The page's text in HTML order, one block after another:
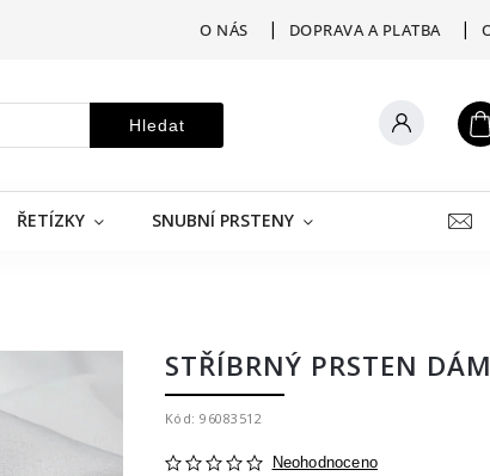
O NÁS DOPRAVA A PLATBA
Hledat
ŘETÍZKY SNUBNÍ PRSTENY ŠPERKY K RYTÍ
STŘÍBRNÝ PRSTEN
Kód: 96083512
Neohodnoceno